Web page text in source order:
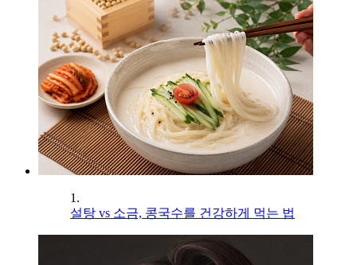
1.
설탕 vs 소금, 콩국수를 건강하게 먹는 법